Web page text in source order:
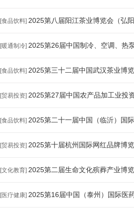
[食品饮料] 2025第八届阳江茶业博览会（弘
[暖通制冷] 2025第26届中国制冷、空调、热
[食品饮料] 2025第三十二届中国武汉茶业博
[贸易投资] 2025第27届中国农产品加工业投
[食品饮料] 2025第二十一届中国（临沂）国
[贸易投资] 2025第十届杭州国际网红品牌博
[文化教育] 2025第二届生命文化殡葬产业博
[医疗健康] 2025第16届中国（泰州）国际医